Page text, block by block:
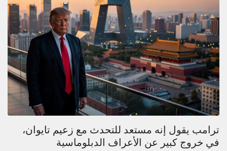
ترامب يقول إنه مستعد للتحدث مع زعيم تايوان،
في خروج كبير عن الأعراف الدبلوماسية